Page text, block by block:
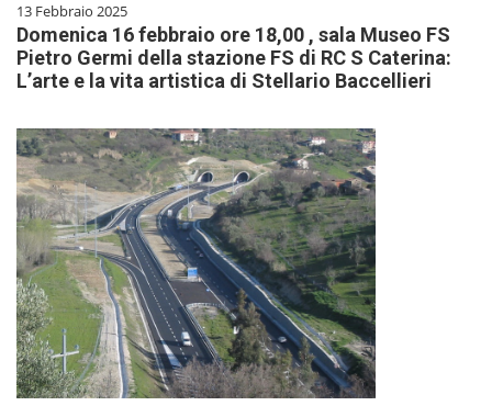
13 Febbraio 2025
Domenica 16 febbraio ore 18,00 , sala Museo FS
Pietro Germi della stazione FS di RC S Caterina:
L’arte e la vita artistica di Stellario Baccellieri